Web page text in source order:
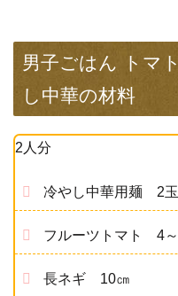
男子ごはん トマ
し中華の材料
2人分
冷やし中華用麺 2玉
フルーツトマト 4
長ネギ 10㎝